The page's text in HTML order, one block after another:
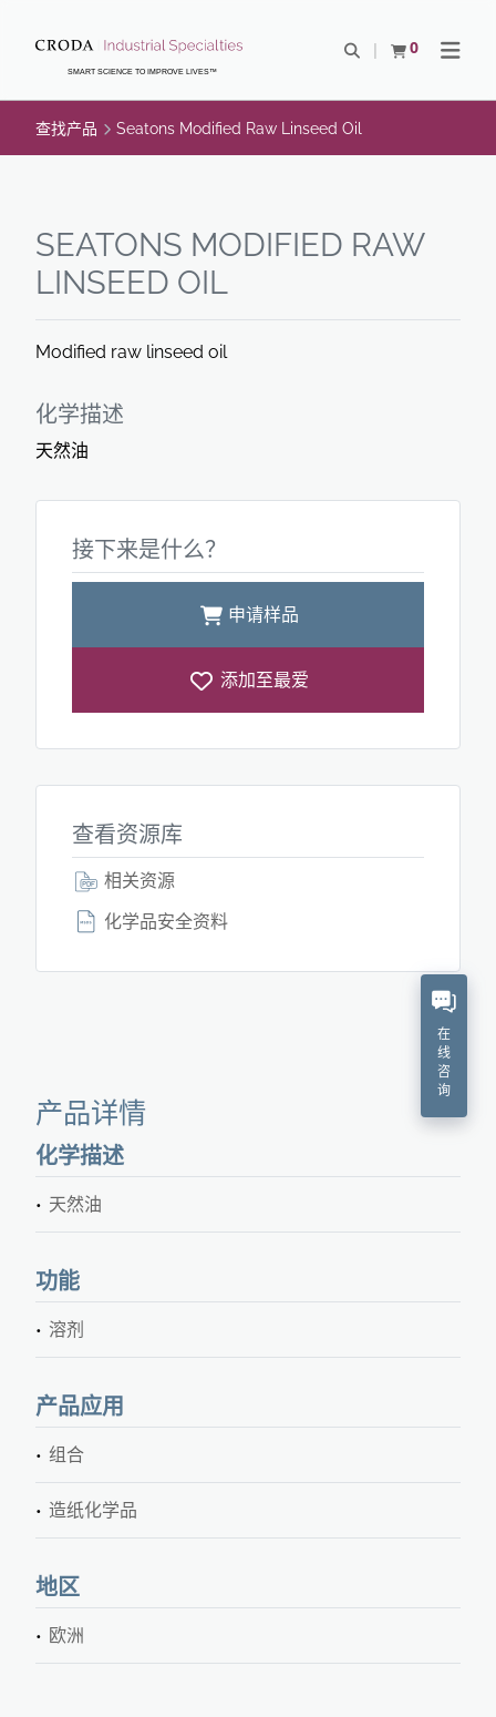
CONTENTSMART SCIENCE TO IMPROVE LIVES™
Open Search
0
查看购物车Open
查找产品 Seatons Modified Raw Linseed Oil
SEATONS MODIFIED RAW
LINSEED OIL
Modified raw linseed oil
化学描述
天然油
接下来是什么？
申请样品
添加至最爱
查看资源库
相关资源
化学品安全资料
产品详情
化学描述
天然油
功能
溶剂
产品应用
组合
造纸化学品
地区
欧洲
在
线
咨
询